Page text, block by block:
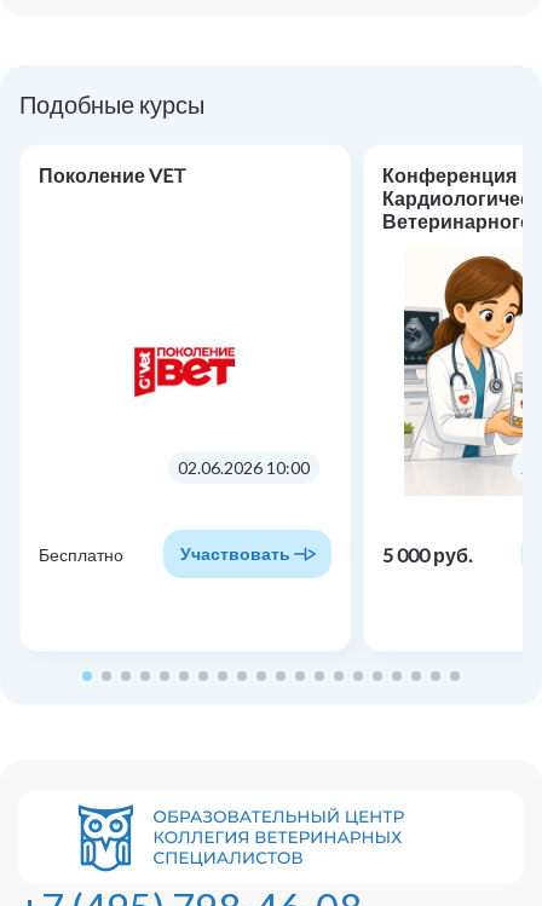
Подобные курсы
Поколение VET
02.06.2026 10:00
Бесплатно Участвовать
Конференция
Ветеринарного
кардиологии:
практике»
5 000 руб.